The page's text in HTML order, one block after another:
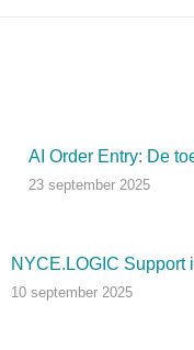
AI Order Entry: De
23 september 2025
NYCE.LOGIC Support
10 september 2025